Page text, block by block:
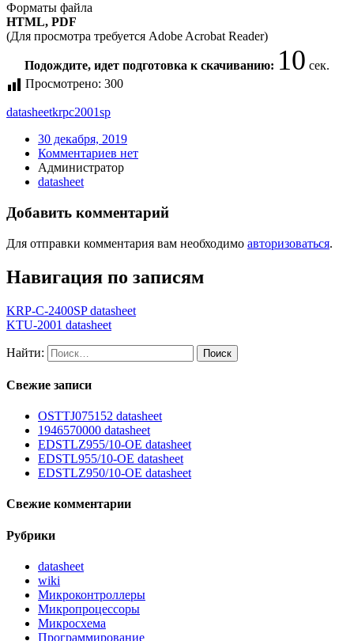
Форматы файла
HTML, PDF
(Для просмотра требуется Adobe Acrobat Reader)
Подождите, идет подготовка к скачиванию:9сек.
Просмотрено: 300
datasheetkrpc2001sp
30 декабря, 2019
Комментариев нет
Администратор
datasheet
Добавить комментарий
Для отправки комментария вам необходимо авторизоваться.
Навигация по записям
KRP-C-2400SP datasheet
KTU-2001 datasheet
Найти:
Свежие записи
OSTTJ075152 datasheet
1946570000 datasheet
EDSTLZ955/10-OE datasheet
EDSTL955/10-OE datasheet
EDSTLZ950/10-OE datasheet
Свежие комментарии
Рубрики
datasheet
wiki
Микроконтроллеры
Микропроцессоры
Микросхема
Программирование